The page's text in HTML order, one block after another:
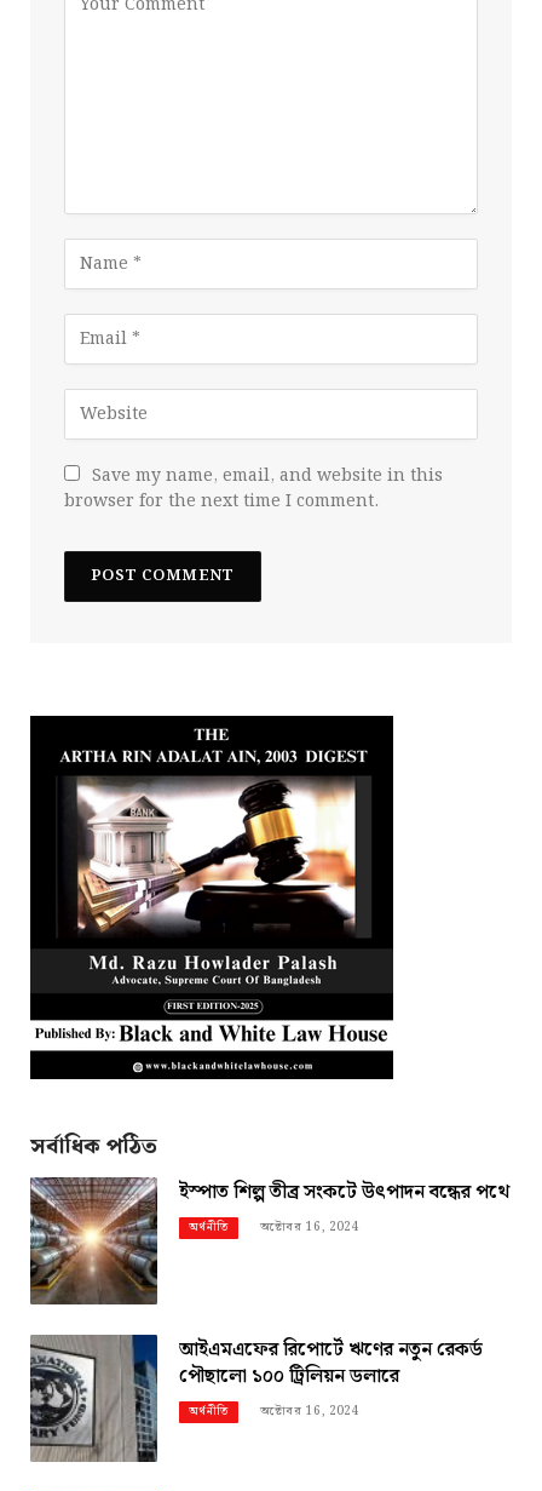
Save my name, email, and website in this
browser for the next time I comment.
সর্বাধিক পঠিত
ইস্পাত শিল্প তীব্র সংকটে উৎপাদন বন্ধের পথে
অর্থনীতি অক্টোবর 16, 2024
আইএমএফের রিপোর্টে ঋণের নতুন রেকর্ড
পৌছালো ১০০ ট্রিলিয়ন ডলারে
অর্থনীতি অক্টোবর 16, 2024